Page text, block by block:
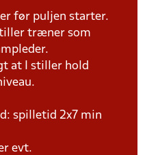
før puljen starter.
træner som
at I stiller hold
spilletid 2x7 min
evt.